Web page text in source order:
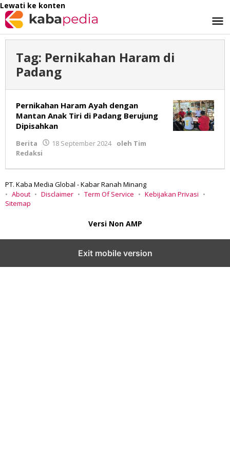
Lewati ke konten
Tag: Pernikahan Haram di
Padang
Pernikahan Haram Ayah dengan
Mantan Anak Tiri di Padang Berujung
Dipisahkan
Berita 18 September 2024 oleh Tim
Redaksi
PT. Kaba Media Global - Kabar Ranah Minang
About
Disclaimer Term Of Service
Kebijakan Privasi
Sitemap
Versi Non AMP
Exit mobile version